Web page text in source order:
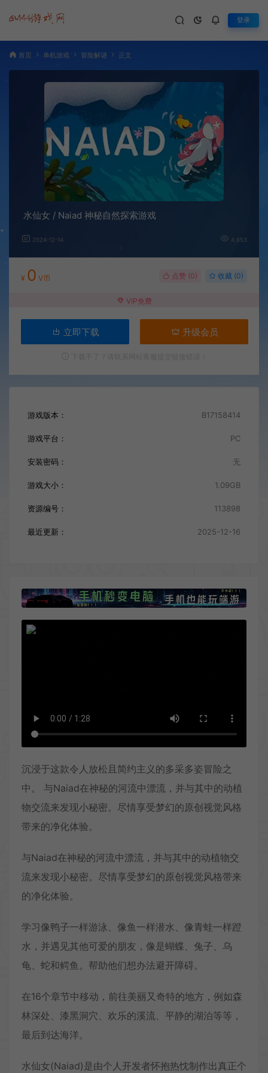
登录
首页 单机游戏 冒险解谜 正文
水仙女 / Naiad 神秘自然探索游戏
2024-12-14 4,853
¥ 0 V币 点赞 (0) 收藏 (0)
VIP免费
立即下载 升级会员
游戏版本： B17158414
游戏平台： PC
安装密码： 无
游戏大小： 1.09GB
资源编号： 113898
最近更新： 2025-12-16
沉浸于这款令人放松且简约主义的多采多姿冒险之
中。 与Naiad在神秘的河流中漂流，并与其中的动植
物交流来发现小秘密。尽情享受梦幻的原创视觉风格
带来的净化体验。
与Naiad在神秘的河流中漂流，并与其中的动植物交
流来发现小秘密。尽情享受梦幻的原创视觉风格带来
的净化体验。
学习像鸭子一样游泳、像鱼一样潜水、像青蛙一样蹬
水，并遇见其他可爱的朋友，像是蝴蝶、兔子、乌
龟、蛇和鳄鱼。帮助他们想办法避开障碍。
在16个章节中移动，前往美丽又奇特的地方，例如森
林深处、漆黑洞穴、欢乐的溪流、平静的湖泊等等，
最后到达海洋。
水仙女(Naiad)是由个人开发者怀抱热忱制作出真正个